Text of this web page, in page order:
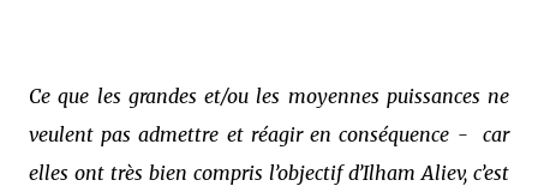
Ce que les grandes et/ou les moyennes puissances ne
veulent pas admettre et réagir en conséquence -
car
elles ont très bien compris l’objectif d’Ilham Aliev, c’est